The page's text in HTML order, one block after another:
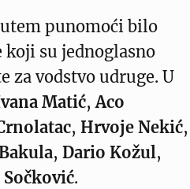
punomoći bilo
su jednoglasno
za vodstvo udruge. U
Matić,Aco
, Hrvoje Nekić,
, Dario Kožul,
.